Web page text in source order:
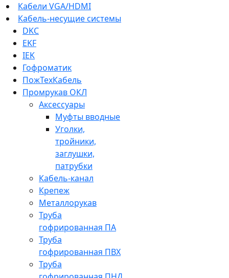
Кабели VGA/HDMI
Кабель-несущие системы
DKC
EKF
IEK
Гофроматик
ПожТехКабель
Промрукав ОКЛ
Аксессуары
Муфты вводные
Уголки,
тройники,
заглушки,
патрубки
Кабель-канал
Крепеж
Металлорукав
Труба
гофрированная ПА
Труба
гофрированная ПВХ
Труба